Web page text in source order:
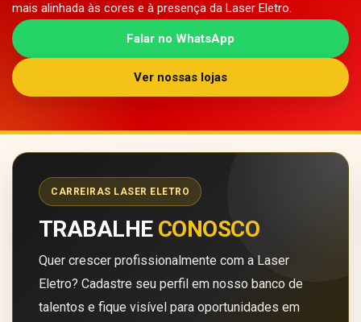
mais alinhada às cores e à presença da Laser Eletro.
Falar no WhatsApp
Ver nossas lojas
CARREIRAS LASER ELETRO
TRABALHE CONOSCO
Quer crescer profissionalmente com a Laser
Eletro? Cadastre seu perfil em nosso banco de
talentos e fique visível para oportunidades em